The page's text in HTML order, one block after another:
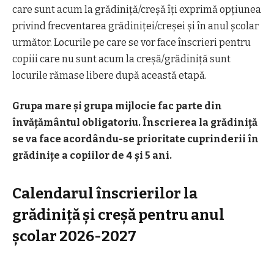
care sunt acum la grădiniță/creșă îți exprimă opțiunea
privind frecventarea grădiniței/creșei și în anul școlar
următor. Locurile pe care se vor face înscrieri pentru
copiii care nu sunt acum la creșă/grădiniță sunt
locurile rămase libere după această etapă.
Grupa mare și grupa mijlocie fac parte din
învățământul obligatoriu. Înscrierea la grădiniță
se va face acordându-se prioritate cuprinderii în
grădinițe a copiilor de 4 și 5 ani.
Calendarul înscrierilor la
grădiniță și creșă pentru anul
școlar 2026-2027